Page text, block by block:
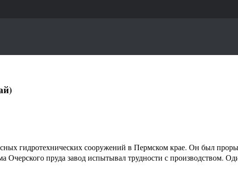
гидротехнических сооружений в Пермском крае. Он был
Очерского пруда завод испытывал трудности с производством.